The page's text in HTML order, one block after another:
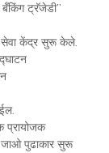
बँकिंग ट्रॅजेडी”
सेवा केंद्र सुरू केले.
प्रायोजक
जाओ पुढाकार सुरू